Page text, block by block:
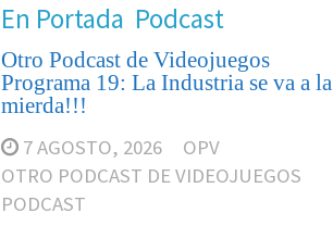
En Portada Podcast
Otro Podcast de Videojuegos
Programa 19: La Industria se va a la
mierda!!!
7 AGOSTO, 2026
OPV
OTRO PODCAST DE VIDEOJUEGOS
PODCAST